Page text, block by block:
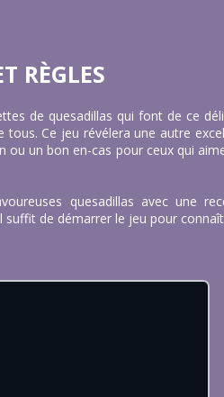
RÈGLES
de quesadillas qui font de ce
tous. Ce jeu révélera une autre
ou un bon en-cas pour ceux qui
quesadillas avec une
suffit de démarrer le jeu pour